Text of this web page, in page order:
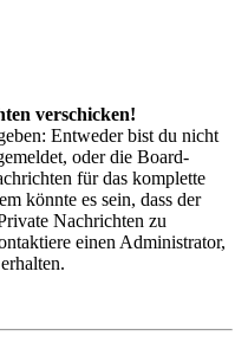
verschicken!
Entweder bist du nicht
oder die Board-
für das komplette
könnte es sein, dass der
Nachrichten zu
einen Administrator,